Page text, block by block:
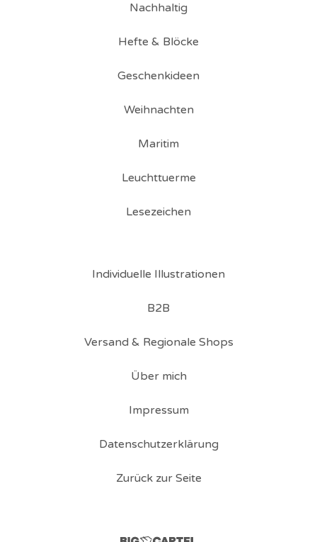
Nachhaltig
Hefte & Blöcke
Geschenkideen
Weihnachten
Maritim
Leuchttuerme
Lesezeichen
Individuelle Illustrationen
B2B
Versand & Regionale Shops
Über mich
Impressum
Datenschutzerklärung
Zurück zur Seite